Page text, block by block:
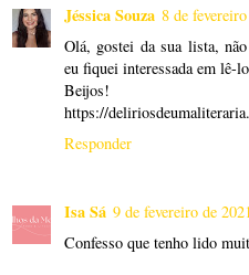
Jéssica Souza 8 de
Olá, gostei da sua lista,
eu fiquei interessada em lê-
Beijos!
https://
Responder
Isa Sá 9 de fevereiro de
Confesso que tenho lido